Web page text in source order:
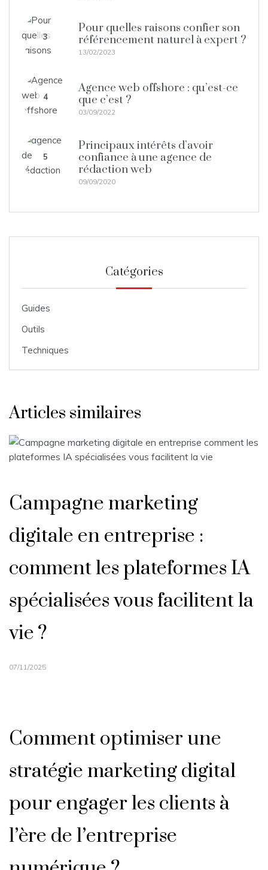
3
Pour quelles raisons confier son
référencement naturel à expert ?
13/02/2023
4
Agence web offshore : qu’est-ce
que c’est ?
03/09/2022
5
Principaux intérêts d’avoir
confiance à une agence de
rédaction web
09/09/2020
Catégories
Guides
Outils
Techniques
Articles similaires
Campagne marketing
digitale en entreprise :
comment les plateformes IA
spécialisées vous facilitent la
vie ?
07/11/2025
Comment optimiser une
stratégie marketing digital
pour engager les clients à
l’ère de l’entreprise